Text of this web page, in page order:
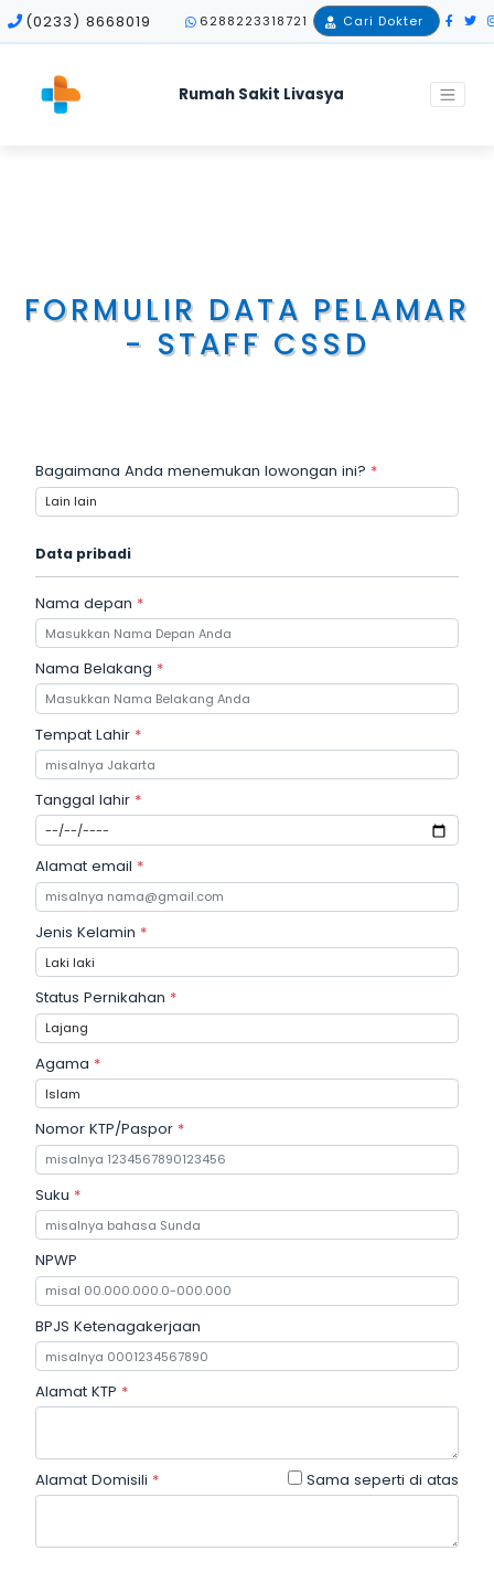
(0233) 8668019 6288223318721 Cari Dokter
Rumah Sakit Livasya
Home Career Medis Formulir Data Pelamar - STAFF CSSD
FORMULIR DATA PELAMAR
- STAFF CSSD
Bagaimana Anda menemukan lowongan ini? *
Data pribadi
Nama depan *
Nama Belakang *
Tempat Lahir *
Tanggal lahir *
Alamat email *
Jenis Kelamin *
Status Pernikahan *
Agama *
Nomor KTP/Paspor *
Suku *
NPWP
BPJS Ketenagakerjaan
Alamat KTP *
Alamat Domisili * Sama seperti di atas